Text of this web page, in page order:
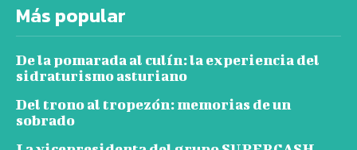
Más popular
De la pomarada al culín: la experiencia del
sidraturismo asturiano
Del trono al tropezón: memorias de un
sobrado